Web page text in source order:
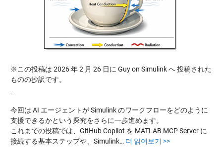
※この投稿は 2026 年 2 月 26 日に Guy on Simulink へ 投稿された
ものの抄訳です。
—
今回は AI エージェントが Simulink のワークフローをどのように
支援できるかという探究をさらに一歩進めます。
これまでの投稿では、GitHub Copilot を MATLAB MCP Server に
接続する基本ステップや、Simulink… 더 읽어보기 >>